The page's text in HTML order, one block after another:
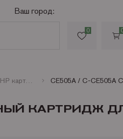
Ваш город:
0
Аналоги HP картриджи лазерные монохромные
КАРТРИДЖ